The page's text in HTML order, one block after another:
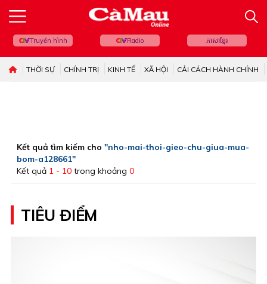
Truyền hình Radio ភាសាខ្មែរ
THỜI SỰ CHÍNH TRỊ KINH TẾ XÃ HỘI CẢI CÁCH HÀNH CHÍNH
Kết quả tìm kiếm cho "nho-mai-thoi-gieo-chu-giua-mua-
bom-a128661"
Kết quả 1 - 10 trong khoảng 0
TIÊU ĐIỂM